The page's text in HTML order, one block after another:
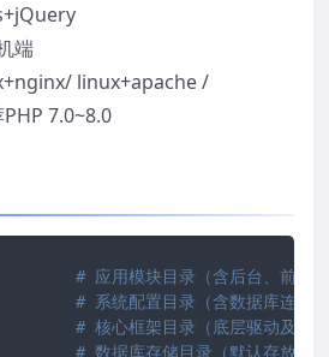
端
linux+apache /
7.0~8.0
# 应用模块目录（含后台、前台
# 系统配置目录（含数据库连接
# 核心框架目录（底层驱动及框
# 数据库存储目录（默认存放